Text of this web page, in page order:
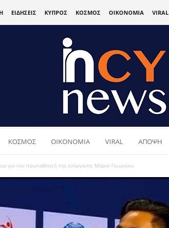
ΕΙΔΗΣΕΙΣ ΚΥΠΡΟΣ ΚΟΣΜΟΣ ΟΙΚΟΝΟΜΙΑ VIRAL
ΚΟΣΜΟΣ ΟΙΚΟΝΟΜΙΑ VIRAL ΑΠΟΨΗ
για τον πρωταθλητή της ενόργανης Μάριο Γεωργίου